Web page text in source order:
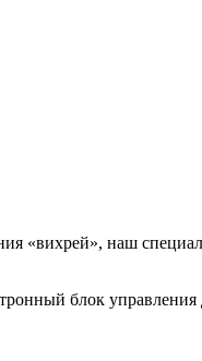
«вихрей», наш
блок